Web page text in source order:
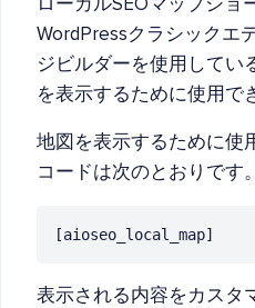
ローカルSEOマップショ
WordPressクラシックエ
ジビルダーを使用してい
を表示するために使用で
地図を表示するために使
コードは次のとおりです。
[aioseo_local_map]
表示される内容をカスタ